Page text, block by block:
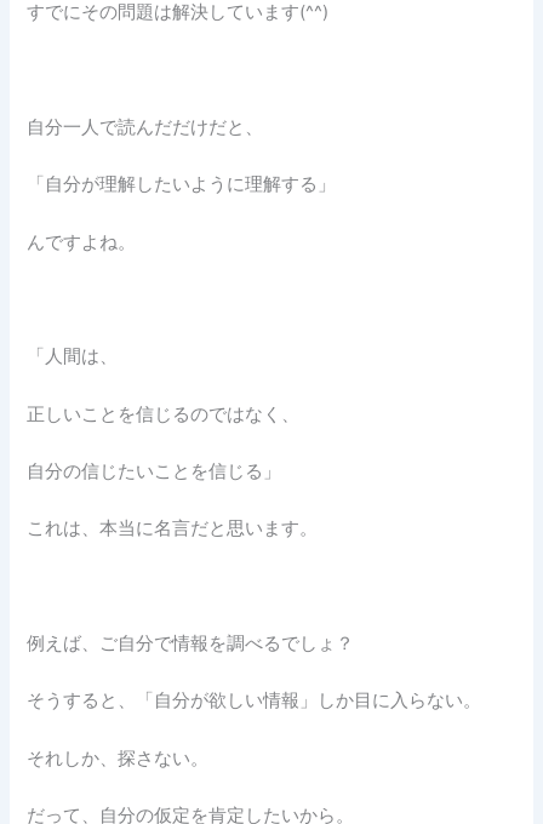
すでにその問題は解決しています(^^)
自分一人で読んだだけだと、
「自分が理解したいように理解する」
んですよね。
「人間は、
正しいことを信じるのではなく、
自分の信じたいことを信じる」
これは、本当に名言だと思います。
例えば、ご自分で情報を調べるでしょ？
そうすると、「自分が欲しい情報」しか目に入らない。
それしか、探さない。
だって、自分の仮定を肯定したいから。